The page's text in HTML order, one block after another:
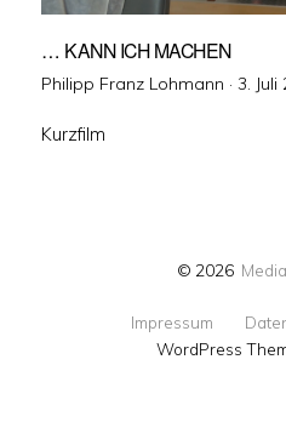
… KANN ICH MACHEN
Philipp Franz Lohmann · 3. Juli
Kurzfilm
© 2026
Impressum
WordPress